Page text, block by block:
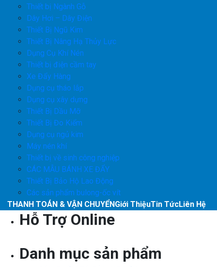
Thiết bị Ngành Gỗ
Dây Hơi – Dây Điện
Thiết Bị Ngũ Kim
Thiết Bị Nâng Hạ Thủy Lực
Dụng Cụ Khí Nén
Thiết bị điện cầm tay
Xe Đẩy Hàng
Dụng cụ tháo lắp
Dụng cụ xây dựng
Thiết Bị Dầu Mỡ
Thiết Bị Đo Kiểm
Dụng cụ ngủ kim
Máy nén khí
Thiết bị về sinh công nghiệp
CÁC MẪU BÁNH XE ĐẨY
Thiết Bị Bảo Hộ Lao Động
Các sản phẩm bulong-ốc vít
THANH TOÁN & VẬN CHUYỂNGiới ThiệuTin TứcLiên Hệ
Hỗ Trợ Online
Danh mục sản phẩm